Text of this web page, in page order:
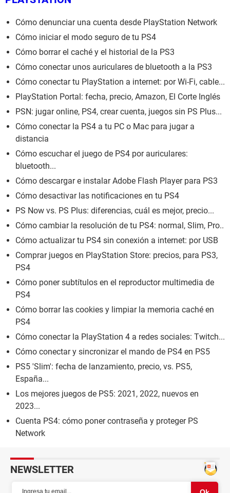
Cómo denunciar una cuenta desde PlayStation Network
Cómo iniciar el modo seguro de tu PS4
Cómo borrar el caché y el historial de la PS3
Cómo conectar unos auriculares de bluetooth a la PS3
Cómo conectar tu PlayStation a internet: por Wi-Fi, cable...
PlayStation Portal: fecha, precio, Amazon, El Corte Inglés
PSN: jugar online, PS4, crear cuenta, juegos sin PS Plus...
Cómo conectar la PS4 a tu PC o Mac para jugar a
distancia
Cómo escuchar el juego de PS4 por auriculares:
bluetooth...
Cómo descargar e instalar Adobe Flash Player para PS3
Cómo desactivar las notificaciones en tu PS4
PS Now vs. PS Plus: diferencias, cuál es mejor, precio...
Cómo cambiar la resolución de tu PS4: normal, Slim, Pro..
Cómo actualizar tu PS4 sin conexión a internet: por USB
Comprar juegos en PlayStation Store: precios, para PS3,
PS4
Cómo poner subtítulos en el reproductor multimedia de
PS4
Cómo borrar las cookies y limpiar la memoria caché en
PS4
Cómo conectar la PlayStation 4 a redes sociales: Twitch...
Cómo conectar y sincronizar el mando de PS4 en PS5
PS5 'Slim': fecha de lanzamiento, precio, vs. PS5,
España...
Los mejores juegos de PS5: 2021, 2022, nuevos en
2023...
Cuenta PS4: cómo poner contraseña y proteger PS
Network
NEWSLETTER